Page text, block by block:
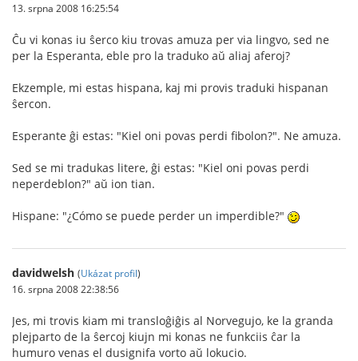
13. srpna 2008 16:25:54
Ĉu vi konas iu ŝerco kiu trovas amuza per via lingvo, sed ne
per la Esperanta, eble pro la traduko aŭ aliaj aferoj?
Ekzemple, mi estas hispana, kaj mi provis traduki hispanan
ŝercon.
Esperante ĝi estas: "Kiel oni povas perdi fibolon?". Ne amuza.
Sed se mi tradukas litere, ĝi estas: "Kiel oni povas perdi
neperdeblon?" aŭ ion tian.
Hispane: "¿Cómo se puede perder un imperdible?"
davidwelsh (Ukázat profil)
16. srpna 2008 22:38:56
Jes, mi trovis kiam mi transloĝiĝis al Norvegujo, ke la granda
plejparto de la ŝercoj kiujn mi konas ne funkciis ĉar la
humuro venas el dusignifa vorto aŭ lokucio.